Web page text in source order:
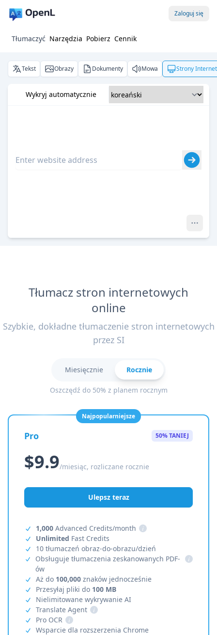
Zaloguj się
Tłumaczyć Narzędzia Pobierz Cennik
Tekst Obrazy Dokumenty Mowa Strony
Wykryj automatycznie
Tłumacz stron internetowych
online
Szybkie, dokładne tłumaczenie stron internetowych
przez SI
Miesięcznie Rocznie
Oszczędź do 50% z planem rocznym
Najpopularniejsze
Pro 50% TANIEJ
$9.9/miesiąc, rozliczane rocznie
Ulepsz teraz
1,000 Advanced Credits/month
i
Unlimited Fast Credits
10 tłumaczeń obraz-do-obrazu/dzień
Obsługuje tłumaczenia zeskanowanych PDF-
ów
i
Aż do 100,000 znaków jednocześnie
Przesyłaj pliki do 100 MB
Nielimitowane wykrywanie AI
Translate Agent
i
Pro OCR
i
Wsparcie dla rozszerzenia Chrome